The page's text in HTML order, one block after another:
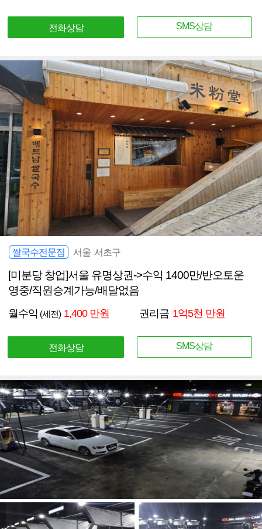
전화상담 SMS상담
쌀국수전문점 서울 서초구
[미분당 창업]서울 유명상권->수익 1400만/반오토운
영중/직원승계가능/배달없음
월수익 (세전) 1,400 만원 권리금 1억5천 만원
전화상담 SMS상담